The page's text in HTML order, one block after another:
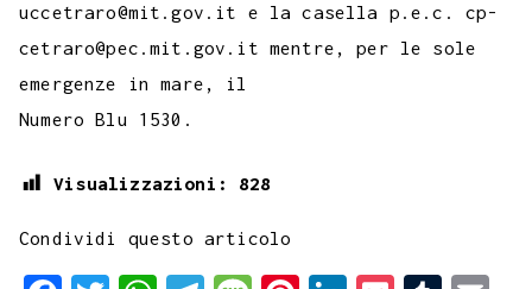
uccetraro@mit.gov.it e la casella p.e.c. cp-
cetraro@pec.mit.gov.it mentre, per le sole
emergenze in mare, il
Numero Blu 1530.
Visualizzazioni: 828
Condividi questo articolo